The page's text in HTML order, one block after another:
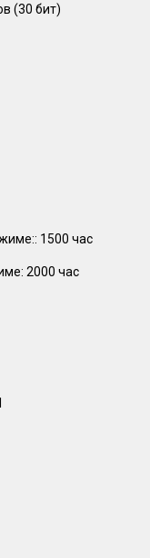
(30 бит)
1500 час
2000 час